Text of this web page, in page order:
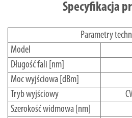
Specyfikacja
Parametry
Model
Długość fali [nm]
Moc wyjściowa [dBm]
Tryb wyjściowy
Szerokość widmowa [nm]